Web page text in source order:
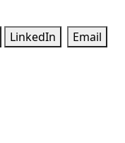
LinkedIn Email